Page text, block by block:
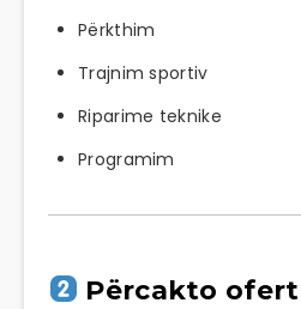
Përkthim
Trajnim sportiv
Riparime teknike
Programim
Përcakto